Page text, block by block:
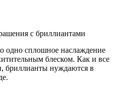
одно сплошное наслаждение
блеском. Как и все
бриллианты нуждаются в